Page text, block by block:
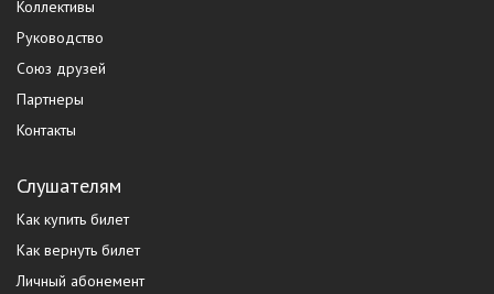
Коллективы
Руководство
Союз друзей
Партнеры
Контакты
Слушателям
Как купить билет
Как вернуть билет
Личный абонемент